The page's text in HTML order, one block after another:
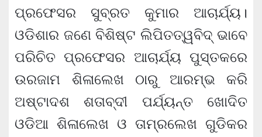
ପ୍ରଫେସର ସୁବ୍ରତ କୁମାର ଆଚାର୍ଯ୍ୟ।
ଓଡିଶାର ଜଣେ ବିଶିଷ୍ଟ ଲିପିତତ୍ୱବିଦ୍ ଭାବେ
ପରିଚିତ ପ୍ରଫେସର ଆଚାର୍ଯ୍ୟ ପୁସ୍ତକରେ
ଉରଜାମ ଶିଳାଲେଖ ଠାରୁ ଆରମ୍ଭ କରି
ଅଷ୍ଟାଦଶ ଶତାବ୍ଦୀ ପର୍ଯ୍ୟନ୍ତ ଖୋଦିତ
ଓଡିଆ ଶିଳାଲେଖ ଓ ତାମ୍ରଲେଖ ଗୁଡିକର